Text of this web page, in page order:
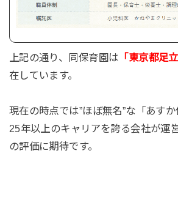
上記の通り、同保育園は 「東京都足
在しています。
現在の時点では”ほぼ無名”な「あすか
25年以上のキャリアを誇る会社が運
の評価に期待です。